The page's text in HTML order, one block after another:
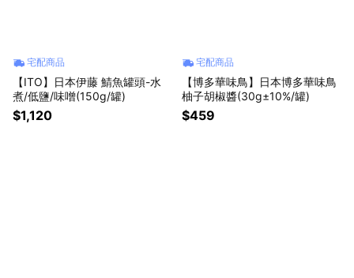
宅配商品
【ITO】日本伊藤 鯖魚罐頭-水
煮/低鹽/味噌(150g/罐)
$1,120
宅配商品
【博多華味鳥】日本博多華味鳥
柚子胡椒醬(30g±10%/罐)
$459